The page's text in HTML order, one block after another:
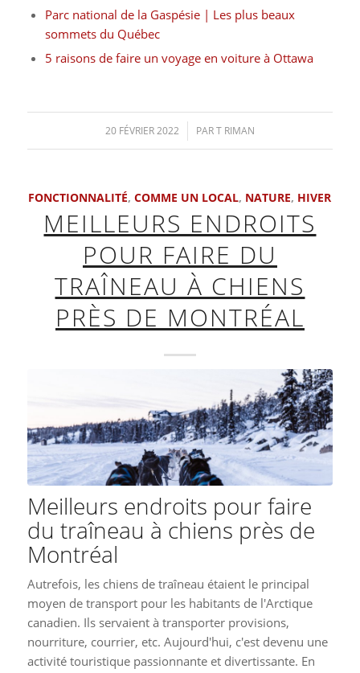
Parc national de la Gaspésie | Les plus beaux
sommets du Québec
5 raisons de faire un voyage en voiture à Ottawa
20 FÉVRIER 2022
/ PART RIMAN
FONCTIONNALITÉ,COMME UN LOCAL, NATURE, HIVER
MEILLEURS ENDROITS
POUR FAIRE DU
TRAÎNEAU À CHIENS
PRÈS DE MONTRÉAL
Meilleurs endroits pour faire
du traîneau à chiens près de
Montréal
Autrefois, les chiens de traîneau étaient le principal
moyen de transport pour les habitants de l'Arctique
canadien. Ils servaient à transporter provisions,
nourriture, courrier, etc. Aujourd'hui, c'est devenu une
activité touristique passionnante et divertissante. En